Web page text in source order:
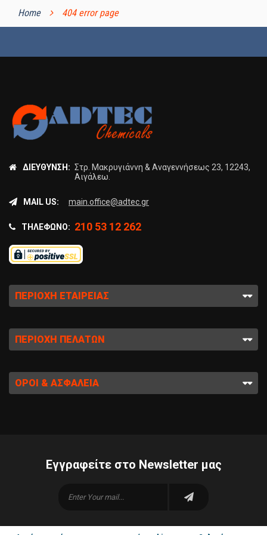
Home 404 error page
ΔΙΕΎΘΥΝΣΗ: Στρ. Μακρυγιάννη & Αναγεννήσεως 23, 12243,
Αιγάλεω.
MAIL US: main.office@adtec.gr
ΤΗΛΈΦΩΝΟ: 210 53 12 262
ΠΕΡΙΟΧΉ ΕΤΑΙΡΕΊΑΣ
ΠΕΡΙΟΧΉ ΠΕΛΑΤΏΝ
ΌΡΟΙ & ΑΣΦΆΛΕΙΑ
Εγγραφείτε στο Newsletter μας